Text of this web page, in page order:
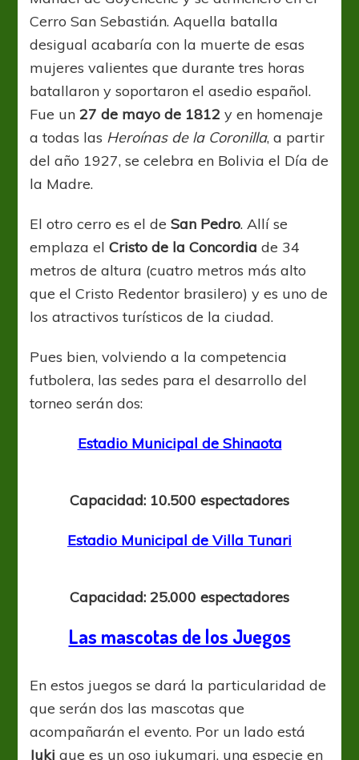
Cerro San Sebastián. Aquella batalla
desigual acabaría con la muerte de esas
mujeres valientes que durante tres horas
batallaron y soportaron el asedio español.
Fue un27 de mayo de 1812 y en homenaje
a todas las Heroínas de la Coronilla, a partir
del año 1927, se celebra en Bolivia el Día de
la Madre.
El otro cerro es el deSan Pedro. Allí se
emplaza elCristo de la Concordia de 34
metros de altura (cuatro metros más alto
que el Cristo Redentor brasilero) y es uno de
los atractivos turísticos de la ciudad.
Pues bien, volviendo a la competencia
futbolera, las sedes para el desarrollo del
torneo serán dos:
Estadio Municipal de Shinaota
Capacidad: 10.500 espectadores
Estadio Municipal de Villa Tunari
Capacidad: 25.000 espectadores
Las mascotas de los Juegos
En estos juegos se dará la particularidad de
que serán dos las mascotas que
acompañarán el evento. Por un lado está
Juki que es un oso jukumari, una especie en